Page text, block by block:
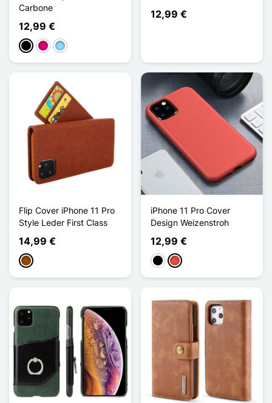
Carbone
12,99 €
Schwarz
MagentaHellblau
12,99 €
Flip Cover iPhone 11 Pro
Style Leder First Class
14,99 €
Braun
iPhone 11 Pro Cover
Design Weizenstroh
12,99 €
Schwarz
Rot